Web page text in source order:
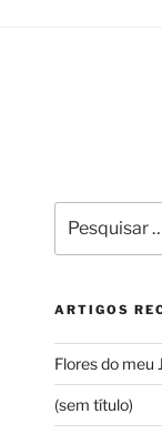
por:
ARTIGOS
Flores do meu
(sem título)